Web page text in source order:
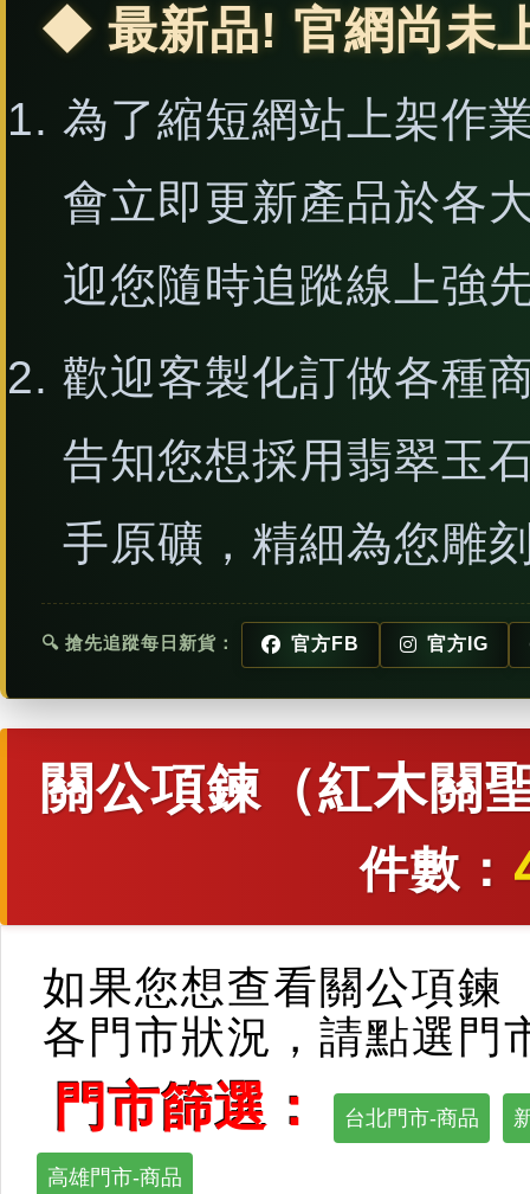
◆ 最新品! 官網尚未
為了縮短網站上架作
會立即更新產品於各
迎您隨時追蹤線上強
歡迎客製化訂做各種
告知您想採用翡翠玉
手原礦，精細為您雕
🔍 搶先追蹤每日新貨： 官方FB 官方IG
關公項鍊（紅木關
件數：
如果您想查看關公項鍊
各門市狀況，請點選門
門市篩選： 台北門市-商品
高雄門市-商品